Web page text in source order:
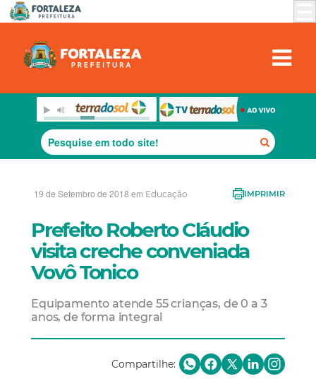
19 de Setembro de 2018 em Educação IMPRIMIR
Prefeito Roberto Cláudio
visita creche conveniada
Vovô Tonico
Equipamento atende 55 crianças, de 0 a 3
anos, de forma integral
Compartilhe: